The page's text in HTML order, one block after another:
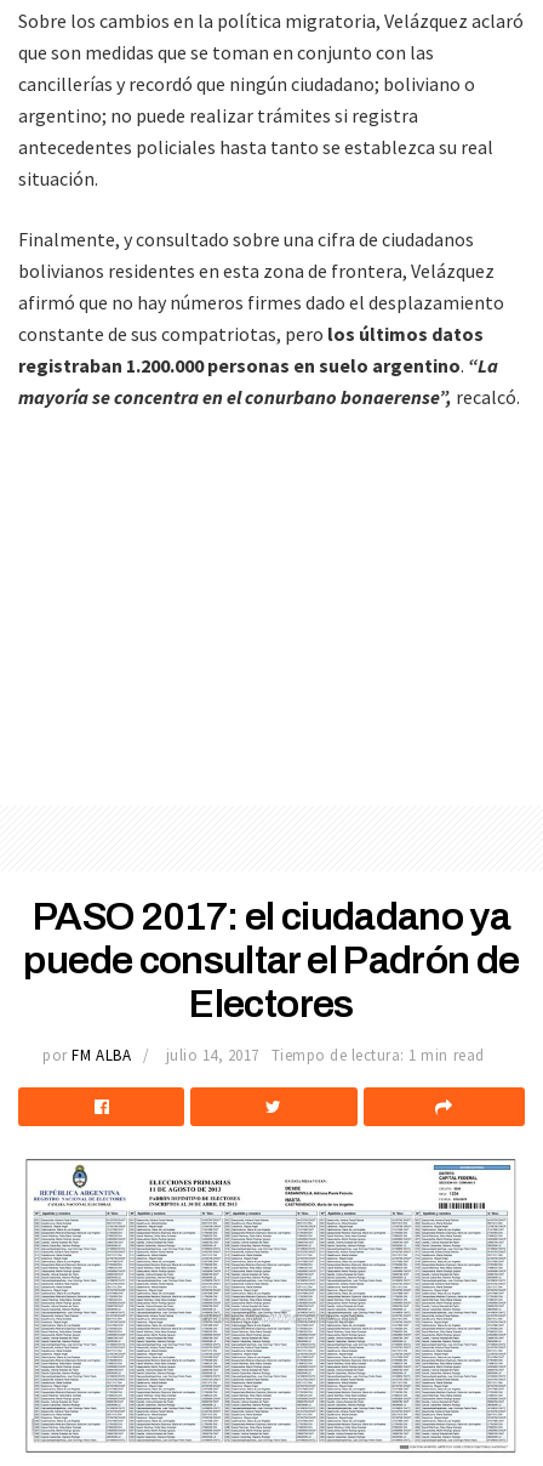
Sobre los cambios en la política migratoria, Velázquez aclaró
que son medidas que se toman en conjunto con las
cancillerías y recordó que ningún ciudadano; boliviano o
argentino; no puede realizar trámites si registra
antecedentes policiales hasta tanto se establezca su real
situación.
Finalmente, y consultado sobre una cifra de ciudadanos
bolivianos residentes en esta zona de frontera, Velázquez
afirmó que no hay números firmes dado el desplazamiento
constante de sus compatriotas, pero los últimos datos
registraban 1.200.000 personas en suelo argentino. “La
mayoría se concentra en el conurbano bonaerense”, recalcó.
PASO 2017: el ciudadano ya
puede consultar el Padrón de
Electores
por FM ALBA julio 14, 2017 Tiempo de lectura: 1 min read